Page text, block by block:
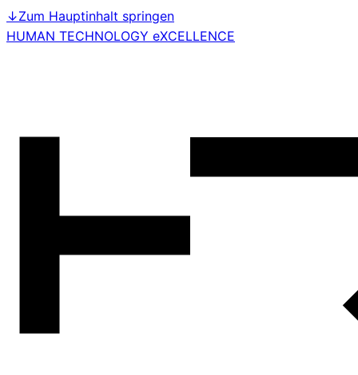
↓Zum Hauptinhalt springen
HUMAN TECHNOLOGY eXCELLENCE